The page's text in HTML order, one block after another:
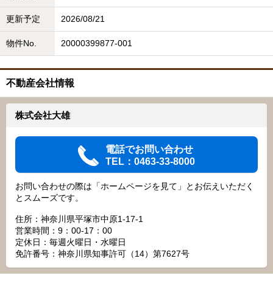
更新予定 2026/08/21
物件No. 20000399877-001
不動産会社情報
株式会社大雄
電話でお問い合わせ
TEL：0463-33-8000
お問い合わせの際は「ホームページを見て」とお伝えいただく
とスムーズです。
住所：神奈川県平塚市中原1-17-1
営業時間：9：00‐17：00
定休日：毎週火曜日・水曜日
免許番号：神奈川県知事許可（14）第7627号